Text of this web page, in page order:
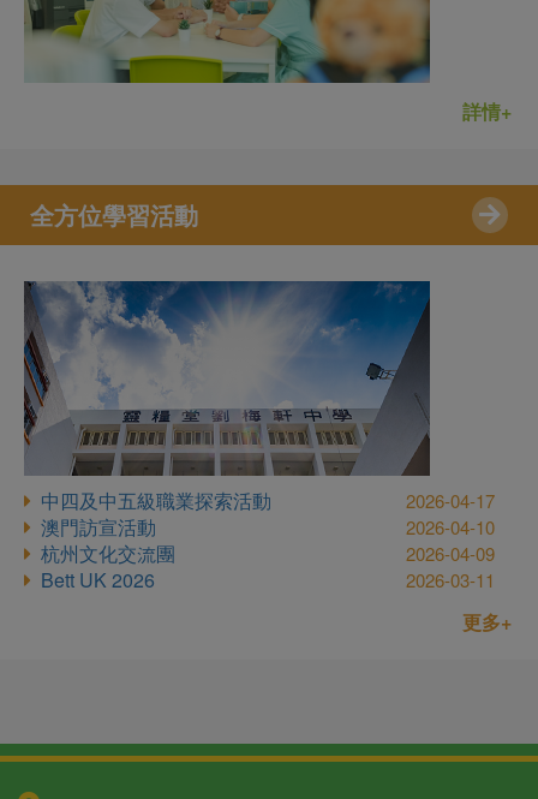
詳情+
全方位學習活動
中四及中五級職業探索活動 2026-04-17
澳門訪宣活動 2026-04-10
杭州文化交流團 2026-04-09
Bett UK 2026 2026-03-11
更多+